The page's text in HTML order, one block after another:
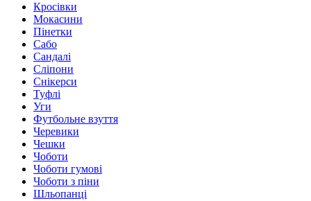
Кросівки
Мокасини
Пінетки
Сабо
Сандалі
Сліпони
Снікерси
Туфлі
Уги
Футбольне взуття
Черевики
Чешки
Чоботи
Чоботи гумові
Чоботи з піни
Шльопанці